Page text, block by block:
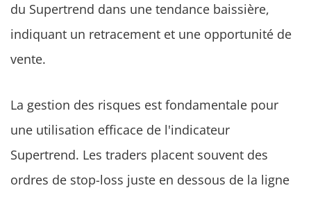
du Supertrend dans une tendance baissière,
indiquant un retracement et une opportunité de
vente.
La gestion des risques est fondamentale pour
une utilisation efficace de l'indicateur
Supertrend. Les traders placent souvent des
ordres de stop-loss juste en dessous de la ligne